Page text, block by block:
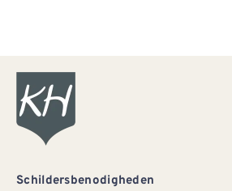
Schildersbenodigheden